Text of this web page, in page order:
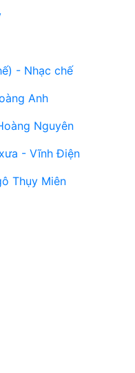
- Nhạc chế
Anh
Nguyên
- Vĩnh Điện
Thụy Miên